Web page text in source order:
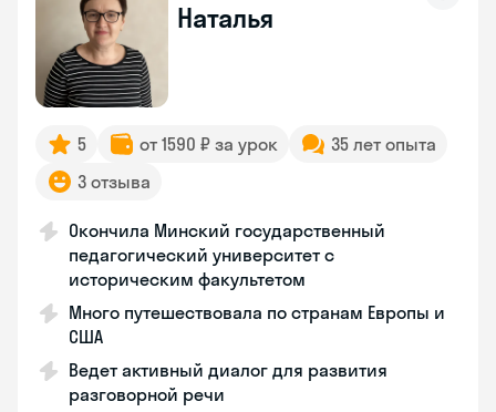
Наталья
5 от 1590 ₽ за урок
35 лет опыта
3 отзыва
Окончила Минский государственный
педагогический университет с
историческим факультетом
Много путешествовала по странам Европы и
США
Ведет активный диалог для развития
разговорной речи